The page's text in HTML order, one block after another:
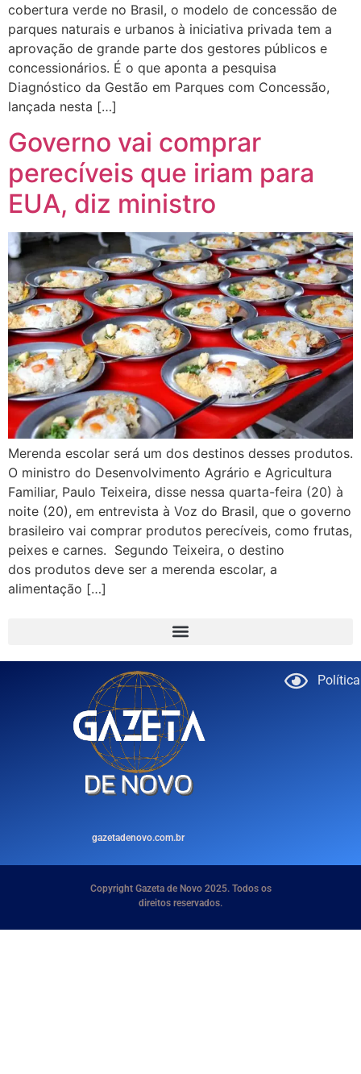
cobertura verde no Brasil, o modelo de concessão de
parques naturais e urbanos à iniciativa privada tem a
aprovação de grande parte dos gestores públicos e
concessionários. É o que aponta a pesquisa
Diagnóstico da Gestão em Parques com Concessão,
lançada nesta […]
Governo vai comprar
perecíveis que iriam para
EUA, diz ministro
Merenda escolar será um dos destinos desses produtos.
O ministro do Desenvolvimento Agrário e Agricultura
Familiar, Paulo Teixeira, disse nessa quarta-feira (20) à
noite (20), em entrevista à Voz do Brasil, que o governo
brasileiro vai comprar produtos perecíveis, como frutas,
peixes e carnes. Segundo Teixeira, o destino
dos produtos deve ser a merenda escolar, a
alimentação […]
gazetadenovo.com.br
Copyright Gazeta de Novo 2025. Todos os
direitos reservados.